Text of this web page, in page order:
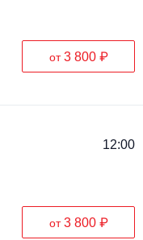
от3 800 ₽
12:00
от3 800 ₽